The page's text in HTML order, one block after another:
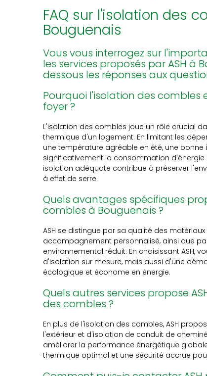
FAQ sur l'isolation des
Bouguenais
Vous vous interrogez sur
les services proposés par ASH à
dessous les réponses aux
Pourquoi l'isolation des
foyer ?
L'isolation des combles joue un rôle crucial
thermique d'un logement. En limitant les
une température agréable en été, une
significativement la consommation d'énergie
isolation adéquate contribue à préserver
à effet de serre.
Quels avantages spécifiques
combles à Bouguenais ?
ASH se distingue par sa qualité des
accompagnement personnalisé, ainsi que
environnemental réduit. En choisissant ASH,
d'isolation sur mesure, mais aussi d'une
écologique et économe en énergie.
Quels autres services propose
des combles ?
En plus de l'isolation des combles, ASH
l'extérieur et d'isolation de conduit de
améliorer la performance énergétique
thermique optimal et une sécurité accrue